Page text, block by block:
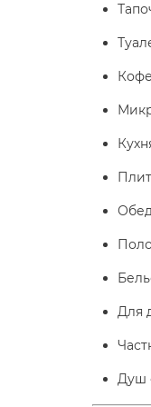
Для
Душ